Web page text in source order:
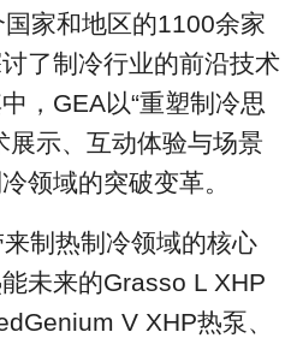
家和地区的1100余家
了制冷行业的前沿技术
，GEA以“重塑制冷思
展示、互动体验与场景
领域的突破变革。
制热制冷领域的核心
未来的Grasso L XHP
V XHP热泵、